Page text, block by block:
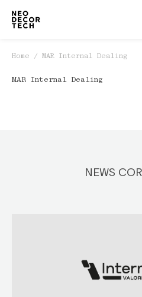
Home / MAR Internal Dealing
MAR Internal Dealing
NEWS